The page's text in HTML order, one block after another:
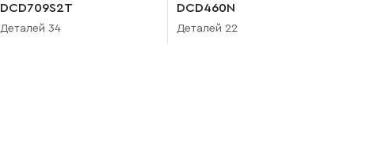
DCD709S2T
Деталей 34
DCD460N
Деталей 22